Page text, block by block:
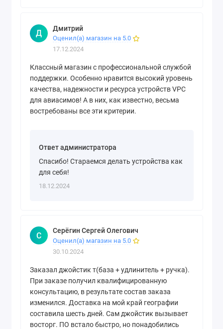
Д Дмитрий
Оценил(а) магазин на 5.0
17.12.2024
Классный магазин с профессиональной службой
поддержки. Особенно нравится высокий уровень
качества, надежности и ресурса устройств VPC
для авиасимов! А в них, как известно, весьма
востребованы все эти критерии.
Ответ администратора
Спасибо! Стараемся делать устройства как
для себя!
18.12.2024
С Серёгин Сергей Олегович
Оценил(а) магазин на 5.0
30.10.2024
Заказал джойстик т(база + удлинитель + ручка).
При заказе получил квалифицированную
консультацию, в результате состав заказа
изменился. Доставка на мой край географии
составила шесть дней. Сам джойстик вызывает
восторг. ПО встало быстро, но понадобились